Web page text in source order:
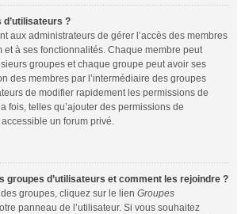
d’utilisateurs ?
aux administrateurs de gérer l’accès des membres
et à ses fonctionnalités. Chaque membre peut
groupes et chaque groupe peut avoir ses
des membres par l’intermédiaire des groupes
de modifier rapidement les permissions de
fois, telles qu’ajouter des permissions de
un forum privé.
groupes d’utilisateurs et comment les rejoindre ?
groupes, cliquez sur le lien Groupes
panneau de l’utilisateur. Si vous souhaitez